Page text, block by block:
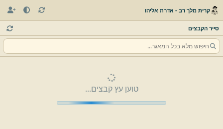
קרית מלך רב - אדרת אליהו
סייר הקבצים
טוען עץ קבצים...